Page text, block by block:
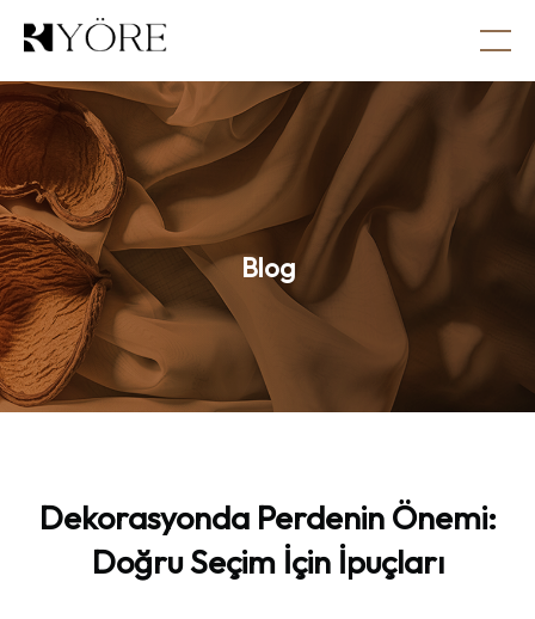
Blog
Dekorasyonda Perdenin Önemi:
DoğruSeçim İçin İpuçları